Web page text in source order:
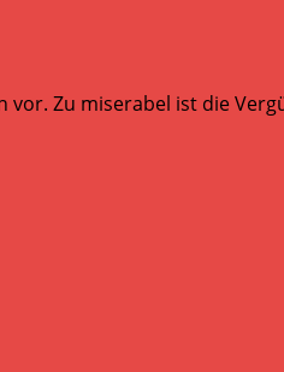
Zu miserabel ist die